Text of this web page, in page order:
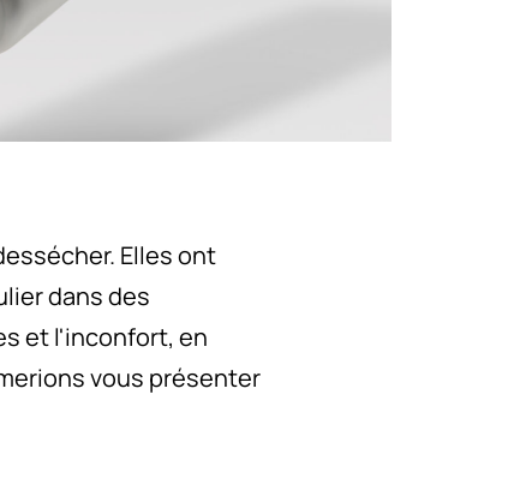
Elles ont
dans des
et l'inconfort, en
vous présenter